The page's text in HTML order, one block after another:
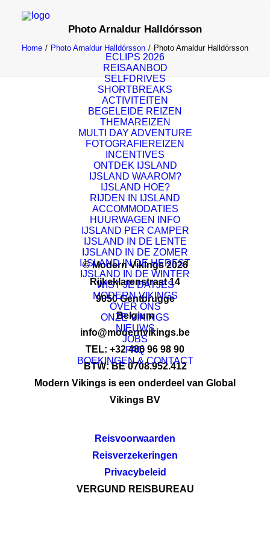
ECLIPS 2026
REISAANBOD
SELFDRIVES
SHORTBREAKS
ACTIVITEITEN
BEGELEIDE REIZEN
THEMAREIZEN
MULTI DAY ADVENTURE
FOTOGRAFIEREIZEN
INCENTIVES
ONTDEK IJSLAND
IJSLAND WAAROM?
IJSLAND HOE?
RIJDEN IN IJSLAND
ACCOMMODATIES
HUURWAGEN INFO
IJSLAND PER CAMPER
IJSLAND IN DE LENTE
IJSLAND IN DE ZOMER
IJSLAND IN DE HERFST
IJSLAND IN DE WINTER
WIST JE DATJES
MODERN VIKINGS
OVER ONS
ONZE VIKINGS
NIEUWS
JOBS
FAQ
BOEKINGEN & CONTACT
Photo Arnaldur Halldórsson
Home Photo Arnaldur Halldórsson Photo Arnaldur Halldórsson
© Modern Vikings 2026
Rijkeklarenstraat 14
9050 Gentbrugge
Belgium
info@modernvikings.be
TEL: +32 486 96 98 90
BTW: BE 0708.952.412
Modern Vikings is een onderdeel van Global
Vikings BV
Reisvoorwaarden
Reisverzekeringen
Privacybeleid
VERGUND REISBUREAU